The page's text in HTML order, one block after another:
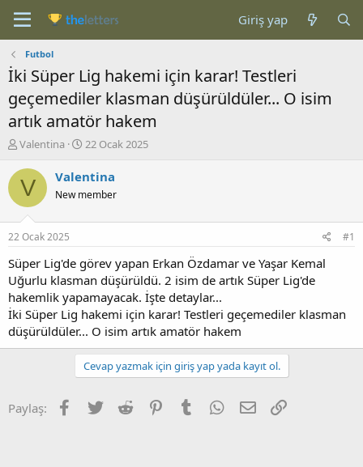
Giriş yap
Futbol
İki Süper Lig hakemi için karar! Testleri
geçemediler klasman düşürüldüler... O isim
artık amatör hakem
K
n
b
u
u
b
a
ş
l
a
t
a
n
Valentina
B
ş
a
ç
t
a
r
i
h
i
22 Ocak 2025
V Valentina
New member
22 Ocak 2025 #1
Süper Lig'de görev yapan Erkan Özdamar ve Yaşar Kemal
Uğurlu klasman düşürüldü. 2 isim de artık Süper Lig'de
hakemlik yapamayacak. İşte detaylar...
İki Süper Lig hakemi için karar! Testleri geçemediler klasman
düşürüldüler... O isim artık amatör hakem
Cevap yazmak için giriş yap yada kayıt ol.
Paylaş: Facebook
Twitter Reddit PinterestTumblr WhatsApp
E-posta